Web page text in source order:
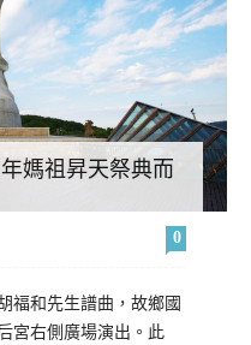
媽祖昇天祭典而
0
福和先生譜曲，故鄉國
宮右側廣場演出。此